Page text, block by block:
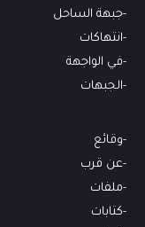
جبهة الساحل
انتهاكات
في الواجهة
الجبهات
وقائع
عن قرب
ملفات
كتابات